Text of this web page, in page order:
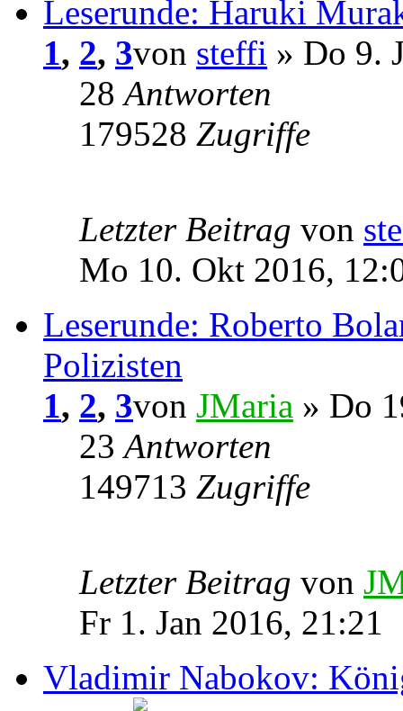
Leserunde: Haruki
1, 2, 3von steffi » Do 9.
28Antworten
179528 Zugriffe
Letzter Beitrag von
Mo 10. Okt 2016,
Leserunde: Roberto
Polizisten
1, 2, 3von JMaria » Do
23Antworten
149713 Zugriffe
Letzter Beitrag von
Fr 1. Jan 2016, 21:21
Vladimir Nabokov: